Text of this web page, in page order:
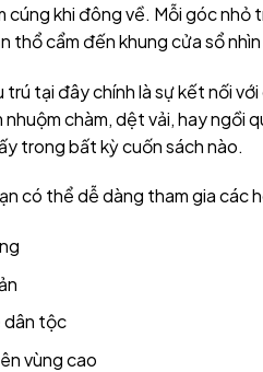
cúng khi đông về. Mỗi góc
thổ cẩm đến khung cửa sổ nhìn
tại đây chính là sự kết nối
chàm, dệt vải, hay ngồi
trong bất kỳ cuốn sách nào.
có thể dễ dàng tham gia các
dân tộc
vùng cao